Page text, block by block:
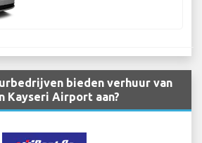
bieden verhuur van
Kayseri Airport aan?